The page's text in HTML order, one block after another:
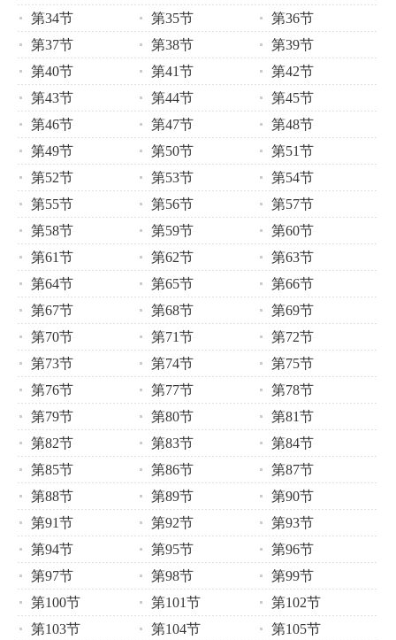
第34节
第35节
第36节
第37节
第38节
第39节
第40节
第41节
第42节
第43节
第44节
第45节
第46节
第47节
第48节
第49节
第50节
第51节
第52节
第53节
第54节
第55节
第56节
第57节
第58节
第59节
第60节
第61节
第62节
第63节
第64节
第65节
第66节
第67节
第68节
第69节
第70节
第71节
第72节
第73节
第74节
第75节
第76节
第77节
第78节
第79节
第80节
第81节
第82节
第83节
第84节
第85节
第86节
第87节
第88节
第89节
第90节
第91节
第92节
第93节
第94节
第95节
第96节
第97节
第98节
第99节
第100节
第101节
第102节
第103节
第104节
第105节